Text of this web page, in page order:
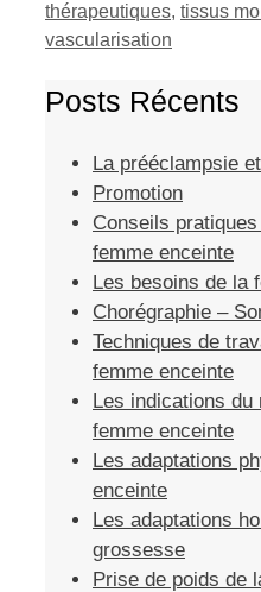
thérapeutiques, tissus
vascularisation
Posts Récents
La prééclampsie
Promotion
Conseils
femme enceinte
Les besoins de la
Chorégraphie –
Techniques de
femme enceinte
Les indications du
femme enceinte
Les adaptations
enceinte
Les adaptations
grossesse
Prise de poids de